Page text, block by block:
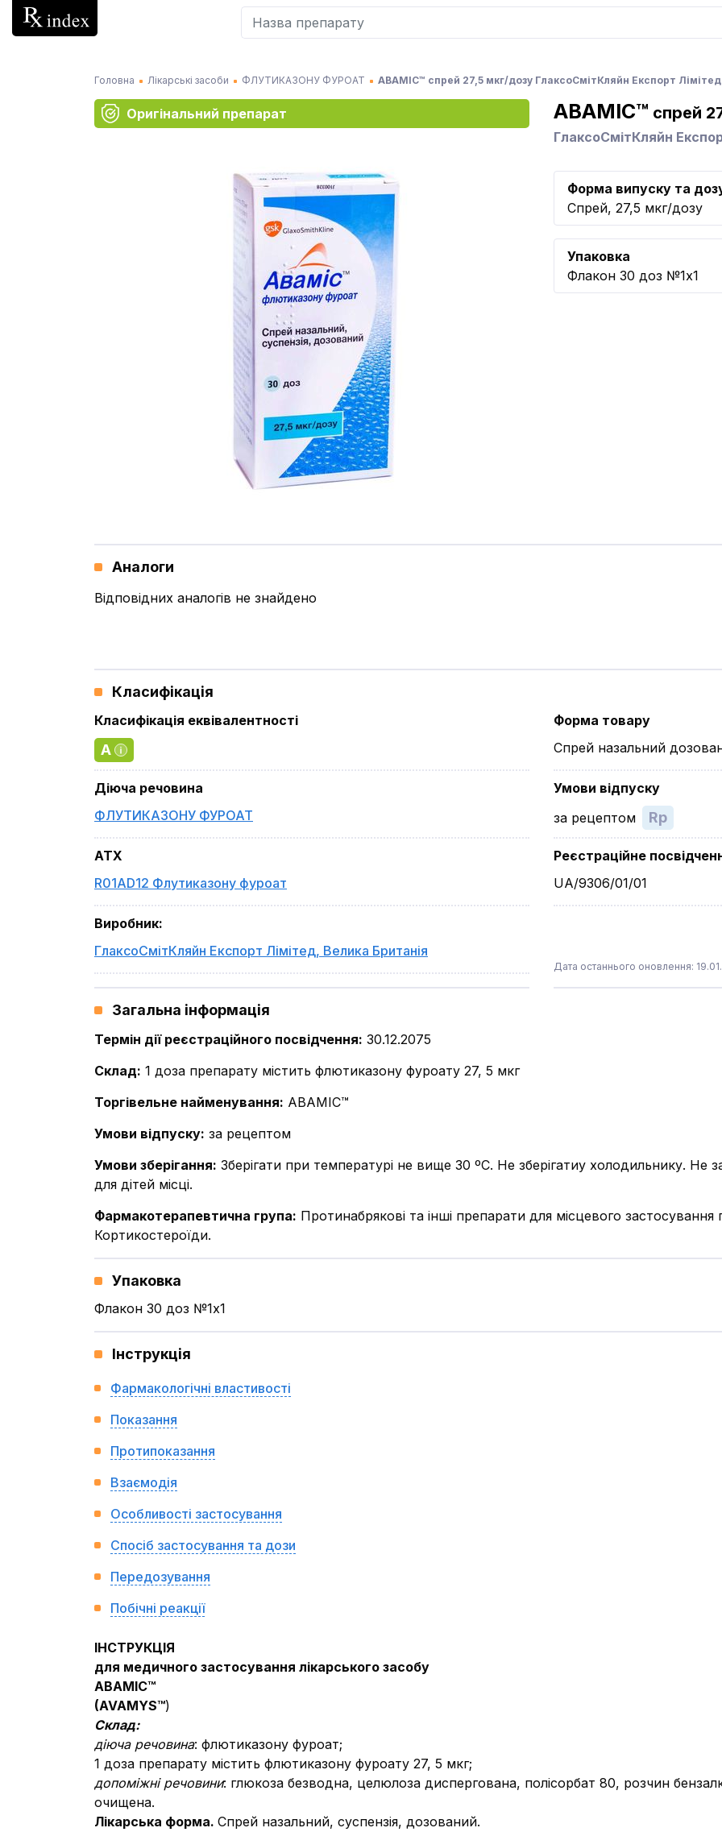
Головна Лікарські засоби ФЛУТИКАЗОНУ ФУРОАТ АВАМІС™ спрей 27,5 мкг/дозу ГлаксоСмітКляйн Експорт Лімітед
Оригінальний препарат АВАМІС™ спрей
ГлаксоСмітКляйн
Форма випуску та
Спрей, 27,5 мкг/дозу
Упаковка
Флакон 30 доз №1x1
Аналоги
Відповідних аналогів не знайдено
Класифікація
Класифікація еквівалентності
A
Діюча речовина
ФЛУТИКАЗОНУ ФУРОАТ
ATX
R01AD12 Флутиказону фуроат
Виробник:
ГлаксоСмітКляйн Експорт Лімітед, Велика Британія
Форма товару
Спрей назальний
Умови відпуску
за рецептом
Rp
Реєстраційне
UA/9306/01/01
Дата останнього оновлення:
Загальна інформація
Термін дії реєстраційного посвідчення: 30.12.2075
Склад: 1 доза препарату містить флютиказону фуроату 27, 5 мкг
Торгівельне найменування: АВАМІС™
Умови відпуску: за рецептом
Умови зберігання: Зберігати при температурі не вище 30 ºС. Не зберігатиу холодильнику. Не
для дітей місці.
Фармакотерапевтична група: Протинабрякові та інші препарати для місцевого
Кортикостероїди.
Упаковка
Флакон 30 доз №1x1
Інструкція
Фармакологічні властивості
Показання
Протипоказання
Взаємодія
Особливості застосування
Спосіб застосування та дози
Передозування
Побічні реакції
ІНСТРУКЦІЯ
для медичного застосування лікарського засобу
АВАМІС™
(AVAMYS™)
Склад:
діюча речовина: флютиказону фуроат;
1 доза препарату містить флютиказону фуроату 27, 5 мкг;
допоміжні речовини: глюкоза безводна, целюлоза диспергована, полісорбат 80, розчин
очищена.
Лікарська форма. Спрей назальний, суспензія, дозований.